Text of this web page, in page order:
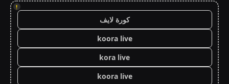
!
كورة لايف
koora live
kora live
koora live